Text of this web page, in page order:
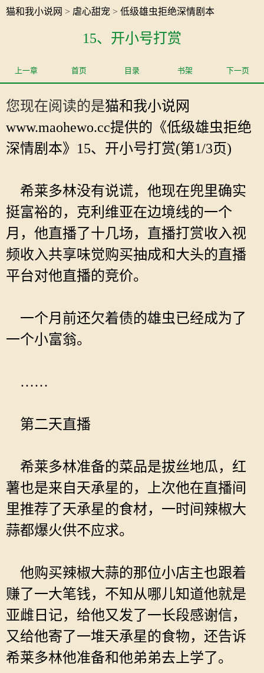
猫和我小说网 > 虐心甜宠 > 低级雄虫拒绝深情剧本
15、开小号打赏
上一章 首页 目录 书架 下一页
您现在阅读的是猫和我小说网
www.maohewo.cc提供的《低级雄虫拒绝
深情剧本》15、开小号打赏(第1/3页)
希莱多林没有说谎，他现在兜里确实
挺富裕的，克利维亚在边境线的一个
月，他直播了十几场，直播打赏收入视
频收入共享味觉购买抽成和大头的直播
平台对他直播的竞价。
一个月前还欠着债的雄虫已经成为了
一个小富翁。
……
第二天直播
希莱多林准备的菜品是拔丝地瓜，红
薯也是来自天承星的，上次他在直播间
里推荐了天承星的食材，一时间辣椒大
蒜都爆火供不应求。
他购买辣椒大蒜的那位小店主也跟着
赚了一大笔钱，不知从哪儿知道他就是
亚雌日记，给他又发了一长段感谢信，
又给他寄了一堆天承星的食物，还告诉
希莱多林他准备和他弟弟去上学了。